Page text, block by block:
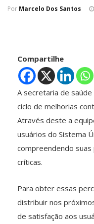
Por Marcelo Dos Santos
Compartilhe
A secretaria de
ciclo de melhorias
Através deste a
usuários do Sistema
compreendendo
críticas.
Para obter essas
distribuir nos
de satisfação aos